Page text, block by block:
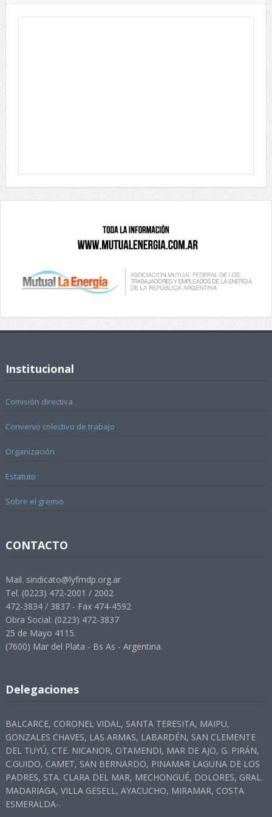
Institucional
Comisión directiva
Convenio colectivo de trabajo
Organización
Estatuto
Sobre el gremio
CONTACTO
Mail. sindicato@lyfmdp.org.ar
Tel. (0223) 472-2001 / 2002
472-3834 / 3837 - Fax 474-4592
Obra Social: (0223) 472-3837
25 de Mayo 4115.
(7600) Mar del Plata - Bs As - Argentina.
Delegaciones
BALCARCE, CORONEL VIDAL, SANTA TERESITA, MAIPU,
GONZALES CHAVES, LAS ARMAS, LABARDÉN, SAN CLEMENTE
DEL TUYÚ, CTE. NICANOR, OTAMENDI, MAR DE AJO, G. PIRÁN,
C.GUIDO, CAMET, SAN BERNARDO, PINAMAR LAGUNA DE LOS
PADRES, STA. CLARA DEL MAR, MECHONGUÉ, DOLORES, GRAL.
MADARIAGA, VILLA GESELL, AYACUCHO, MIRAMAR, COSTA
ESMERALDA-.